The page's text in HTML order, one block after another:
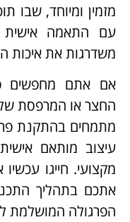
מזמין ומיוחד, שבו
עם התאמה אישית
משדרגות את איכות
אם אתם מחפשים
החצר או המרפסת
מתמחים בהתקנת
עיצוב מותאם
מקצועי. חייגו
אתכם בתהליך
הפרגולה המושלמת